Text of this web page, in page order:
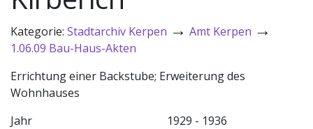
Kategorie: Stadtarchiv Kerpen → Amt Kerpen →
1.06.09 Bau-Haus-Akten
Errichtung einer Backstube; Erweiterung des
Wohnhauses
Jahr
1929 - 1936